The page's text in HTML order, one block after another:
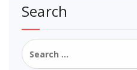
Search
Search
for: